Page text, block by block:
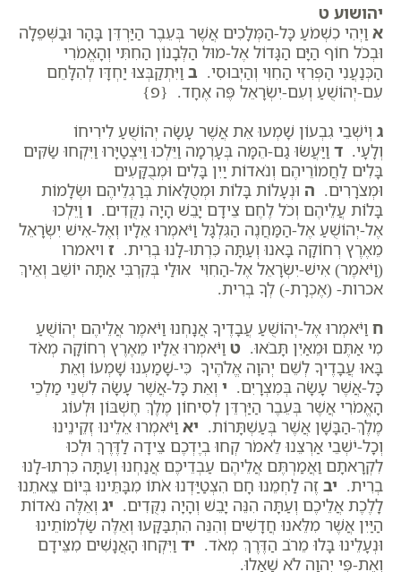
יהושוע ט
א וַיְהִי כִשְׁמֹעַ כָּל-הַמְּלָכִים אֲשֶׁר בְּעֵבֶר הַיַּרְדֵּן בָּהָר וּבַשְּׁפֵלָה
וּבְכֹל חוֹף הַיָּם הַגָּדוֹל אֶל-מוּל הַלְּבָנוֹן הַחִתִּי וְהָאֱמֹרִי
הַכְּנַעֲנִי הַפְּרִזִּי הַחִוִּי וְהַיְבוּסִי. ב וַיִּתְקַבְּצוּ יַחְדָּו לְהִלָּחֵם
עִם-יְהוֹשֻׁעַ וְעִם-יִשְׂרָאֵל פֶּה אֶחָד. {פ}
ג וְיֹשְׁבֵי גִבְעוֹן שָׁמְעוּ אֵת אֲשֶׁר עָשָׂה יְהוֹשֻׁעַ לִירִיחוֹ
וְלָעָי. ד וַיַּעֲשׂוּ גַם-הֵמָּה בְּעָרְמָה וַיֵּלְכוּ וַיִּצְטַיָּרוּ וַיִּקְחוּ שַׂקִּים
בָּלִים לַחֲמוֹרֵיהֶם וְנֹאדוֹת יַיִן בָּלִים וּמְבֻקָּעִים
וּמְצֹרָרִים. ה וּנְעָלוֹת בָּלוֹת וּמְטֻלָּאוֹת בְּרַגְלֵיהֶם וּשְׂלָמוֹת
בָּלוֹת עֲלֵיהֶם וְכֹל לֶחֶם צֵידָם יָבֵשׁ הָיָה נִקֻּדִים. ו וַיֵּלְכוּ
אֶל-יְהוֹשֻׁעַ אֶל-הַמַּחֲנֶה הַגִּלְגָּל וַיֹּאמְרוּ אֵלָיו וְאֶל-אִישׁ יִשְׂרָאֵל
מֵאֶרֶץ רְחוֹקָה בָּאנוּ וְעַתָּה כִּרְתוּ-לָנוּ בְרִית. ז ויאמרו
(וַיֹּאמֶר) אִישׁ-יִשְׂרָאֵל אֶל-הַחִוִּי אוּלַי בְּקִרְבִּי אַתָּה יוֹשֵׁב וְאֵיךְ
אכרות- (אֶכְרָת-) לְךָ בְרִית.
ח וַיֹּאמְרוּ אֶל-יְהוֹשֻׁעַ עֲבָדֶיךָ אֲנָחְנוּ וַיֹּאמֶר אֲלֵיהֶם יְהוֹשֻׁעַ
מִי אַתֶּם וּמֵאַיִן תָּבֹאוּ. ט וַיֹּאמְרוּ אֵלָיו מֵאֶרֶץ רְחוֹקָה מְאֹד
בָּאוּ עֲבָדֶיךָ לְשֵׁם יְהוָה אֱלֹהֶיךָ כִּי-שָׁמַעְנוּ שָׁמְעוֹ וְאֵת
כָּל-אֲשֶׁר עָשָׂה בְּמִצְרָיִם. י וְאֵת כָּל-אֲשֶׁר עָשָׂה לִשְׁנֵי מַלְכֵי
הָאֱמֹרִי אֲשֶׁר בְּעֵבֶר הַיַּרְדֵּן לְסִיחוֹן מֶלֶךְ חֶשְׁבּוֹן וּלְעוֹג
מֶלֶךְ-הַבָּשָׁן אֲשֶׁר בְּעַשְׁתָּרוֹת. יא וַיֹּאמְרוּ אֵלֵינוּ זְקֵינֵינוּ
וְכָל-יֹשְׁבֵי אַרְצֵנוּ לֵאמֹר קְחוּ בְיֶדְכֶם צֵידָה לַדֶּרֶךְ וּלְכוּ
לִקְרָאתָם וַאֲמַרְתֶּם אֲלֵיהֶם עַבְדֵיכֶם אֲנַחְנוּ וְעַתָּה כִּרְתוּ-לָנוּ
בְרִית. יב זֶה לַחְמֵנוּ חָם הִצְטַיַּדְנוּ אֹתוֹ מִבָּתֵּינוּ בְּיוֹם צֵאתֵנוּ
לָלֶכֶת אֲלֵיכֶם וְעַתָּה הִנֵּה יָבֵשׁ וְהָיָה נִקֻּדִים. יג וְאֵלֶּה נֹאדוֹת
הַיַּיִן אֲשֶׁר מִלֵּאנוּ חֲדָשִׁים וְהִנֵּה הִתְבַּקָּעוּ וְאֵלֶּה שַׂלְמוֹתֵינוּ
וּנְעָלֵינוּ בָּלוּ מֵרֹב הַדֶּרֶךְ מְאֹד. יד וַיִּקְחוּ הָאֲנָשִׁים מִצֵּידָם
וְאֶת-פִּי יְהוָה לֹא שָׁאָלוּ.